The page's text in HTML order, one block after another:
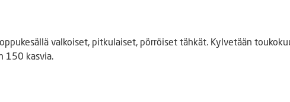
valkoiset, pitkulaiset, pörröiset tähkät. Kylvetään
150 kasvia.